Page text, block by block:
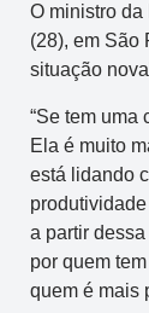
O ministro
(28), em São
situação
“Se tem uma
Ela é muito
está lidando
a partir
por quem
quem é mais